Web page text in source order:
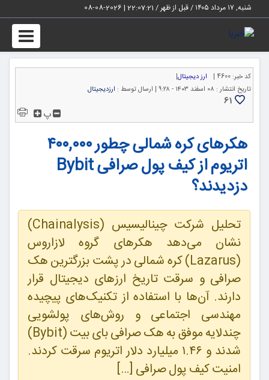
شنبه, ۱۷ مرداد ۱۴۰۵ / قبل از ظهر / 22:07:22
|
2026-08-08
کد خبر: 4600 | ارز دیجیتال|
تاریخ انتشار : ۰۸ اسفند ۱۴۰۳ - ۹:۲۸ | ارسال توسط : ارزدیجیتال
61
پ
هکرهای کره شمالی چطور ۴۰۰,۰۰۰
اتریوم از کیف پول صرافی Bybit
دزدیدند؟
تحلیل شرکت چینالیسیس (Chainalysis)
نشان می‌دهد هکرهای گروه لازاروس
(Lazarus) کره شمالی در پشت بزرگترین هک
صرافی و سرقت تاریخ ارزهای دیجیتال قرار
دارند. آن‌ها با استفاده از تکنیک‌های پیچیده
مهندسی اجتماعی و روش‌های پولشویی
چندلایه موفق به هک صرافی بای بیت (Bybit)
شدند و ۱.۴۶ میلیارد دلار اتریوم سرقت کردند.
امنیت کیف پول صرافی […]